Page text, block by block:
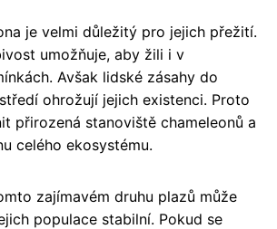
je velmi důležitý pro jejich přežití.
umožňuje, aby žili i v
Avšak lidské zásahy do
ohrožují jejich existenci. Proto
přirozená stanoviště chameleonů a
celého ekosystému.
zajímavém druhu plazů může
populace stabilní. Pokud se